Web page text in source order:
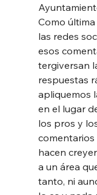
Como
las redes
esos
tergiversan
respuestas
apliquemos
en el lugar
los pros y
comentarios
hacen
a un área
tanto, ni